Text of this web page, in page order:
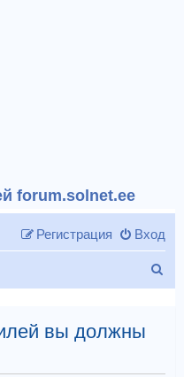
forum.solnet.ee
Вход
Регистрация
вы должны